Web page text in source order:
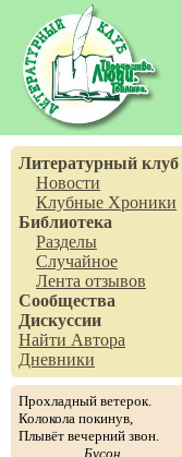
Литературный клуб
Новости
Клубные Хроники
Библиотека
Разделы
Случайное
Лента отзывов
Сообщества
Дискуссии
Найти Автора
Дневники
Прохладный ветерок.
Колокола покинув,
Плывёт вечерний звон.
Бусон